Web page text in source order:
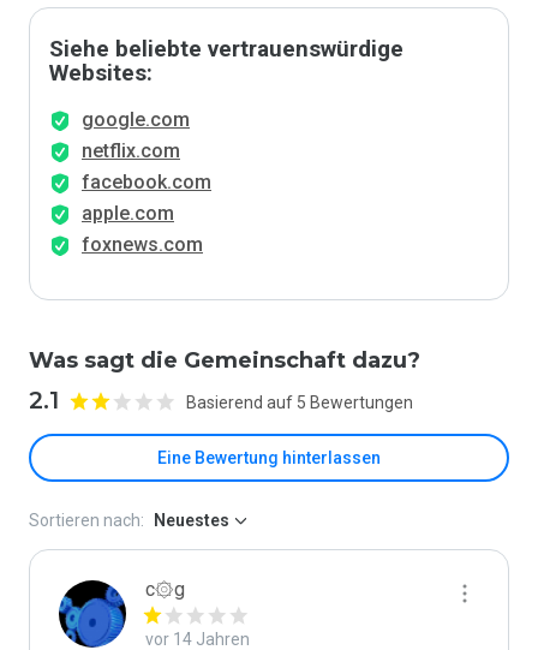
Siehe beliebte vertrauenswürdige
Websites:
google.com
netflix.com
facebook.com
apple.com
foxnews.com
Was sagt die Gemeinschaft dazu?
2.1 Basierend auf 5 Bewertungen
Eine Bewertung hinterlassen
Sortieren nach: Neuestes
c۞g
vor 14 Jahren